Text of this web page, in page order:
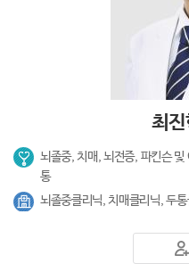
최진
뇌졸중, 치매, 뇌전증, 파킨슨
통
뇌졸중클리닉, 치매클리닉, 두